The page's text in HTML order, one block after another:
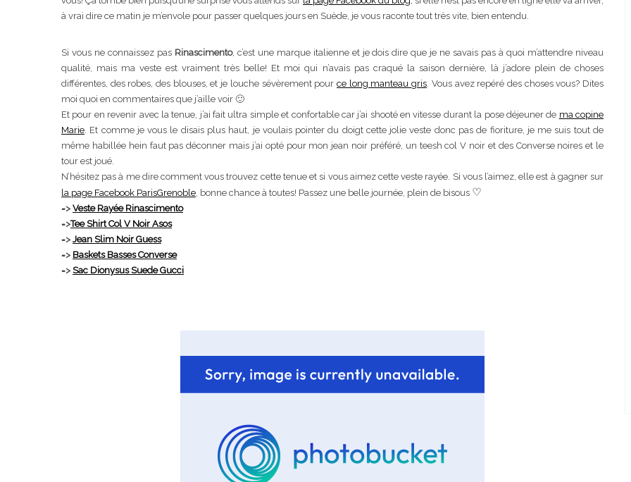
à vrai dire ce matin je m’envole pour passer quelques jours en Suède, je vous raconte tout très vite, bien entendu.
Si vous ne connaissez pas Rinascimento, c’est une marque italienne et je dois dire que je ne savais pas à quoi m’attendre niveau
qualité, mais ma veste est vraiment très belle! Et moi qui n’avais pas craqué la saison dernière, là j’adore plein de choses
différentes, des robes, des blouses, et je louche sévèrement pour ce long manteau gris. Vous avez repéré des choses vous? Dites
moi quoi en commentaires que j’aille voir 🙂
Et pour en revenir avec la tenue, j’ai fait ultra simple et confortable car j’ai shooté en vitesse durant la pose déjeuner de ma copine
Marie. Et comme je vous le disais plus haut, je voulais pointer du doigt cette jolie veste donc pas de fioriture, je me suis tout de
même habillée hein faut pas déconner mais j’ai opté pour mon jean noir préféré, un teesh col V noir et des Converse noires et le
tour est joué.
N’hésitez pas à me dire comment vous trouvez cette tenue et si vous aimez cette veste rayée. Si vous l’aimez, elle est à gagner sur
la page Facebook ParisGrenoble, bonne chance à toutes! Passez une belle journée, plein de bisous ♡
=> Veste Rayée Rinascimento
=>Tee Shirt Col V Noir Asos
=> Jean Slim Noir Guess
=> Baskets Basses Converse
=> Sac Dionysus Suede Gucci
traité